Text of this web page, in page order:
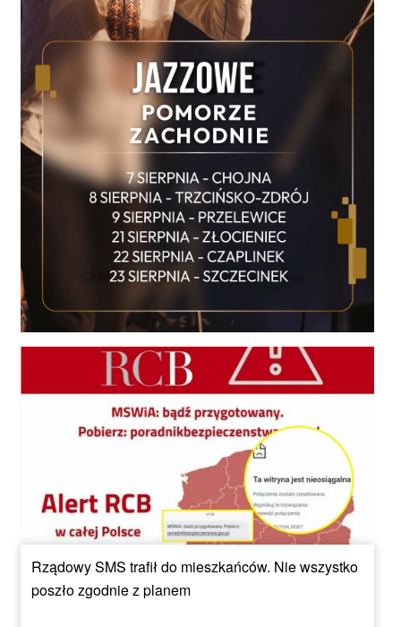
Rządowy SMS trafił do mieszkańców. Nie wszystko
poszło zgodnie z planem